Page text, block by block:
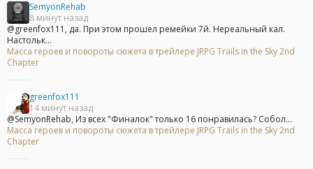
SemyonRehab
8 минут назад
@greenfox111, да. При этом прошел ремейки 7й. Нереальный кал.
Настольк...
Масса героев и повороты сюжета в трейлере JRPG Trails in the Sky 2nd
Chapter
greenfox111
14 минут назад
@SemyonRehab, Из всех "Финалок" только 16 понравилась? Собол...
Масса героев и повороты сюжета в трейлере JRPG Trails in the Sky 2nd
Chapter